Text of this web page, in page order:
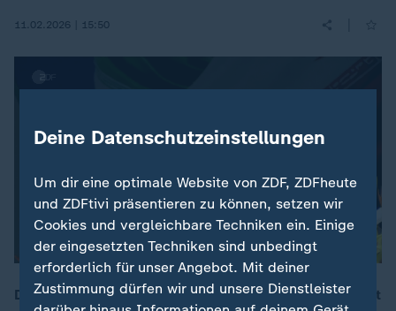
11.02.2026 | 15:50
Der iranische Präsident Peseschkian hat die von Gewalt
Deine Datenschutzeinstellungen
Um dir eine optimale Website von ZDF, ZDFheute
und ZDFtivi präsentieren zu können, setzen wir
Cookies und vergleichbare Techniken ein. Einige
der eingesetzten Techniken sind unbedingt
erforderlich für unser Angebot. Mit deiner
Zustimmung dürfen wir und unsere Dienstleister